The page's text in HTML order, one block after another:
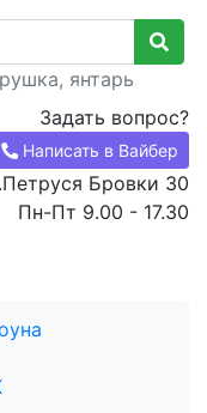
янтарь
Задать вопрос?
Написать в Вайбер
Бровки 30
Пн-Пт 9.00 - 17.30